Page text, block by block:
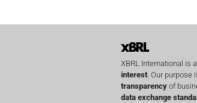
XBRL International is
interest . Our
transparency of
data exchange